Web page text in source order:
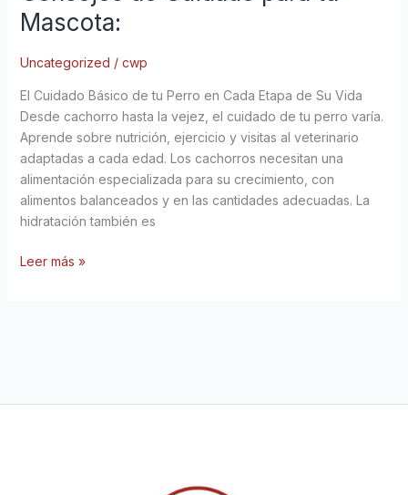
Mascota:
Uncategorized / cwp
El Cuidado Básico de tu Perro en Cada Etapa de Su Vida
Desde cachorro hasta la vejez, el cuidado de tu perro varía.
Aprende sobre nutrición, ejercicio y visitas al veterinario
adaptadas a cada edad. Los cachorros necesitan una
alimentación especializada para su crecimiento, con
alimentos balanceados y en las cantidades adecuadas. La
hidratación también es
Cuidado
tu
Mascota:
Leer más »